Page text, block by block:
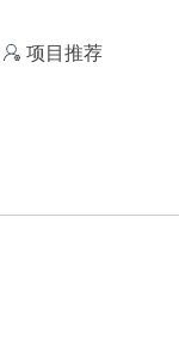
项目推荐